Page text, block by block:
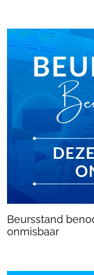
Beursstand
onmisbaar